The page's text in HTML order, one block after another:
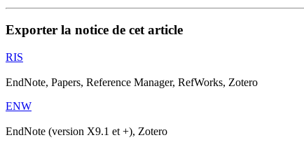
Exporter la notice de cet article
RIS
EndNote, Papers, Reference Manager, RefWorks, Zotero
ENW
EndNote (version X9.1 et +), Zotero